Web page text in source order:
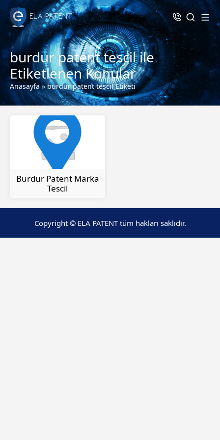
burdur patent tescil ile
Etiketlenen Konular
Anasayfa»burdur patent tescil Etiketi
Burdur Patent Marka
Tescil
Copyright © ELA PATENT tüm hakları saklıdır.